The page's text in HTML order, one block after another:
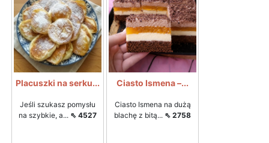
Placuszki na serku...
Jeśli szukasz pomysłu
na szybkie, a... ⇖ 4527
Ciasto Ismena –...
Ciasto Ismena na dużą
blachę z bitą... ⇖ 2758